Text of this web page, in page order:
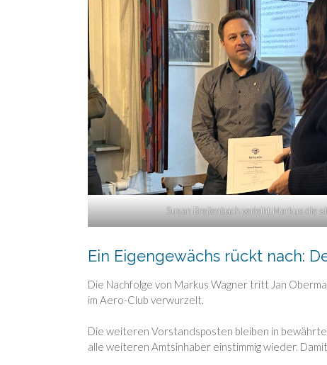
Susan Breitenbach verleiht Markus die
Ein Eigengewächs rückt nach:
Die Nachfolge von Markus Wagner tritt Jan
im Aero-Club verwurzelt.
Die weiteren Vorstandsposten bleiben in
alle weiteren Amtsinhaber einstimmig wieder.